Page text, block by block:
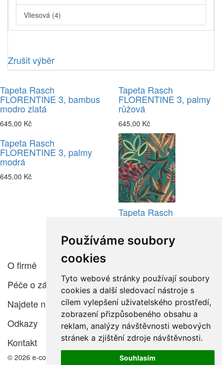
Používáme soubory
cookies
Tyto webové stránky používají soubory
cookies a další sledovací nástroje s
cílem vylepšení uživatelského prostředí,
zobrazení přizpůsobeného obsahu a
reklam, analýzy návštěvnosti webových
stránek a zjištění zdroje návštěvnosti.
Souhlasím
Vliesová (4)
Zrušit výběr
Tapeta Rasch
FLORENTINE 3, bambus
modro zlatá
645,00 Kč
Tapeta Rasch
FLORENTINE 3, palmy
růžová
645,00 Kč
Tapeta Rasch
FLORENTINE 3, palmy
modrá
645,00 Kč
Tapeta Rasch
FLORENTINE 3, deštný
645,00 Kč
O firmě
Péče o zákazníka
Najdete nás
Odkazy
Kontakt
© 2026 e-color.cz